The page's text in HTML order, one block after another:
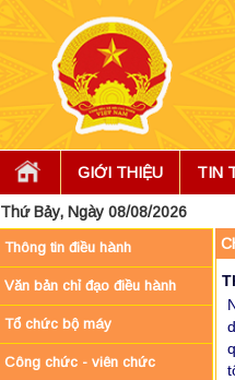
GIỚI THIỆU TIN
Thứ Bảy, Ngày 08/08/2026
Thông tin điều hành
Văn bản chỉ đạo điều hành
Tổ chức bộ máy
Công chức - viên chức